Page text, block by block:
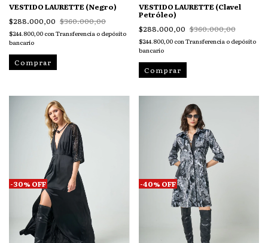
VESTIDO LAURETTE (Negro)
$288.000,00 $360.000,00
$244.800,00 con Transferencia o depósito
bancario
Comprar
VESTIDO LAURETTE (Clavel
Petróleo)
$288.000,00 $360.000,00
$244.800,00 con Transferencia o depósito
bancario
Comprar
-30% OFF -40% OFF